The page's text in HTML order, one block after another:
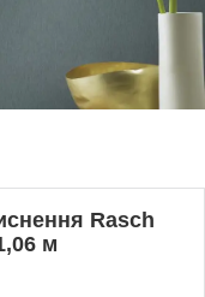
Rasch
м